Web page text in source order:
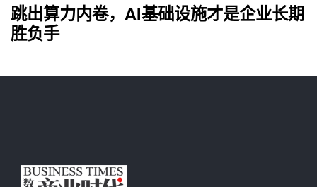
跳出算力内卷，AI基础设施才是企业长期
胜负手